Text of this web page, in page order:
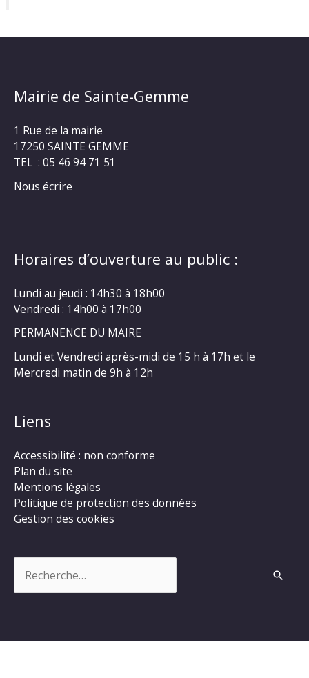
Mairie de Sainte-Gemme
1 Rue de la mairie
17250 SAINTE GEMME
TEL : 05 46 94 71 51
Nous écrire
Horaires d’ouverture au public :
Lundi au jeudi : 14h30 à 18h00
Vendredi : 14h00 à 17h00
PERMANENCE DU MAIRE
Lundi et Vendredi après-midi de 15 h à 17h et le
Mercredi matin de 9h à 12h
Liens
Accessibilité : non conforme
Plan du site
Mentions légales
Politique de protection des données
Gestion des cookies